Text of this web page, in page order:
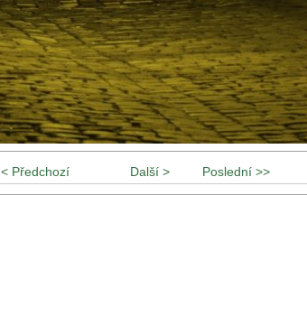
< Předchozí Další > Poslední >>